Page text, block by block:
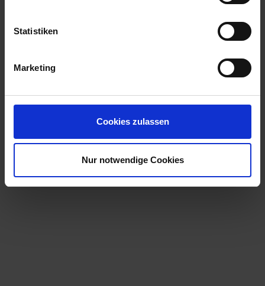
Statistiken
Marketing
Cookies zulassen
Nur notwendige Cookies